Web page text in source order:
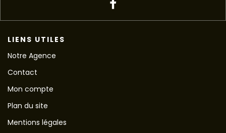
LIENS UTILES
Notre Agence
Contact
Mon compte
Plan du site
Mentions légales